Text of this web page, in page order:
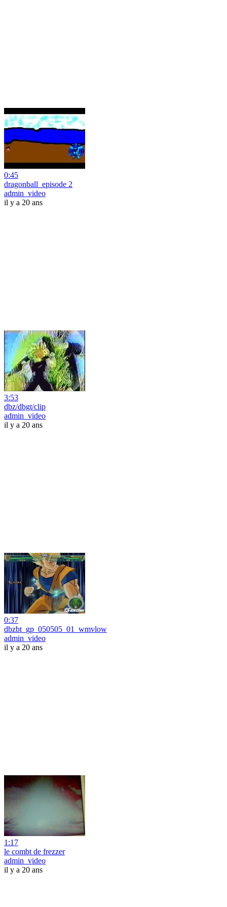
0:45
dragonball_episode 2
admin_video
il y a 20 ans
3:53
dbz/dbgt/clip
admin_video
il y a 20 ans
0:37
dbzbt_gp_050505_01_wmvlow
admin_video
il y a 20 ans
1:17
le combt de frezzer
admin_video
il y a 20 ans